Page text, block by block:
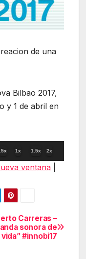
de una
Bilbao 2017,
y 1 de abril en
.5x 1x 1.5x 2x
ventana
Carreras –
sonora de
#innobi17